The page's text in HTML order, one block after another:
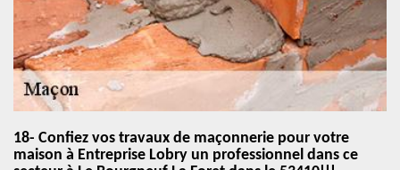
18- Confiez vos travaux de maçonnerie pour votre
maison à Entreprise Lobry un professionnel dans ce